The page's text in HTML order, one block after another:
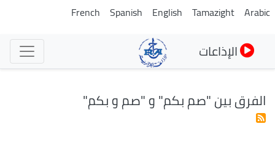
تجاوز
Arabic
Tamazight
English
Spanish
French
الإذاعات
الفرق بين "صم بكم" و "صم و بكم"